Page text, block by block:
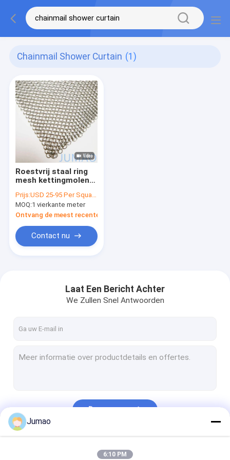
Chainmail Shower Curtain (1)
Roestvrij staal ring
mesh kettingmolen
architectuur douche
Prijs:USD 25-95 Per Square Meter
MOQ:1 vierkante meter
Ontvang de meest recente Prijs
Contact nu
Laat Een Bericht Achter
We Zullen Snel Antwoorden
Doorgaan
Jumao
6:10 PM